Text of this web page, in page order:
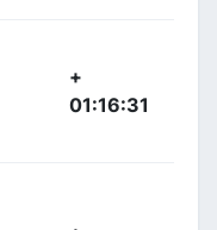
+
01:16:31